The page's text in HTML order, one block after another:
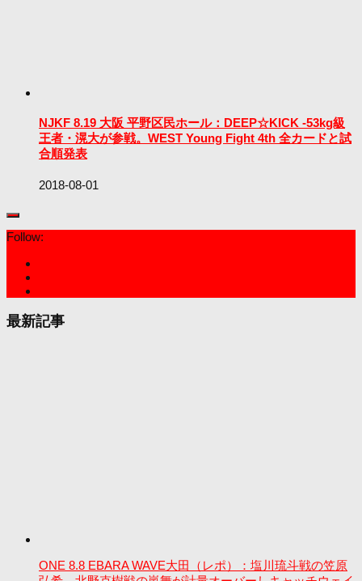
NJKF 8.19 大阪 平野区民ホール：DEEP☆KICK -53kg級
王者・滉大が参戦。WEST Young Fight 4th 全カードと試
合順発表
2018-08-01
Follow:
最新記事
ONE 8.8 EBARA WAVE大田（レポ）：塩川琉斗戦の笠原